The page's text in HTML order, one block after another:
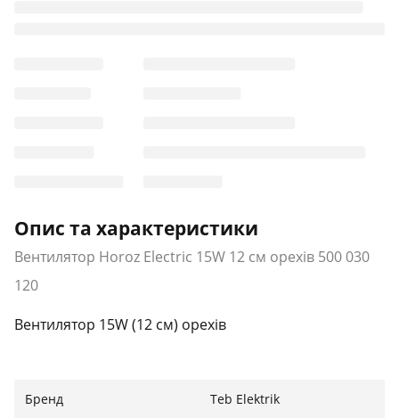
Опис та характеристики
Вентилятор Horoz Electric 15W 12 см орехів 500 030
120
Вентилятор 15W (12 см) орехів
Бренд Teb Elektrik